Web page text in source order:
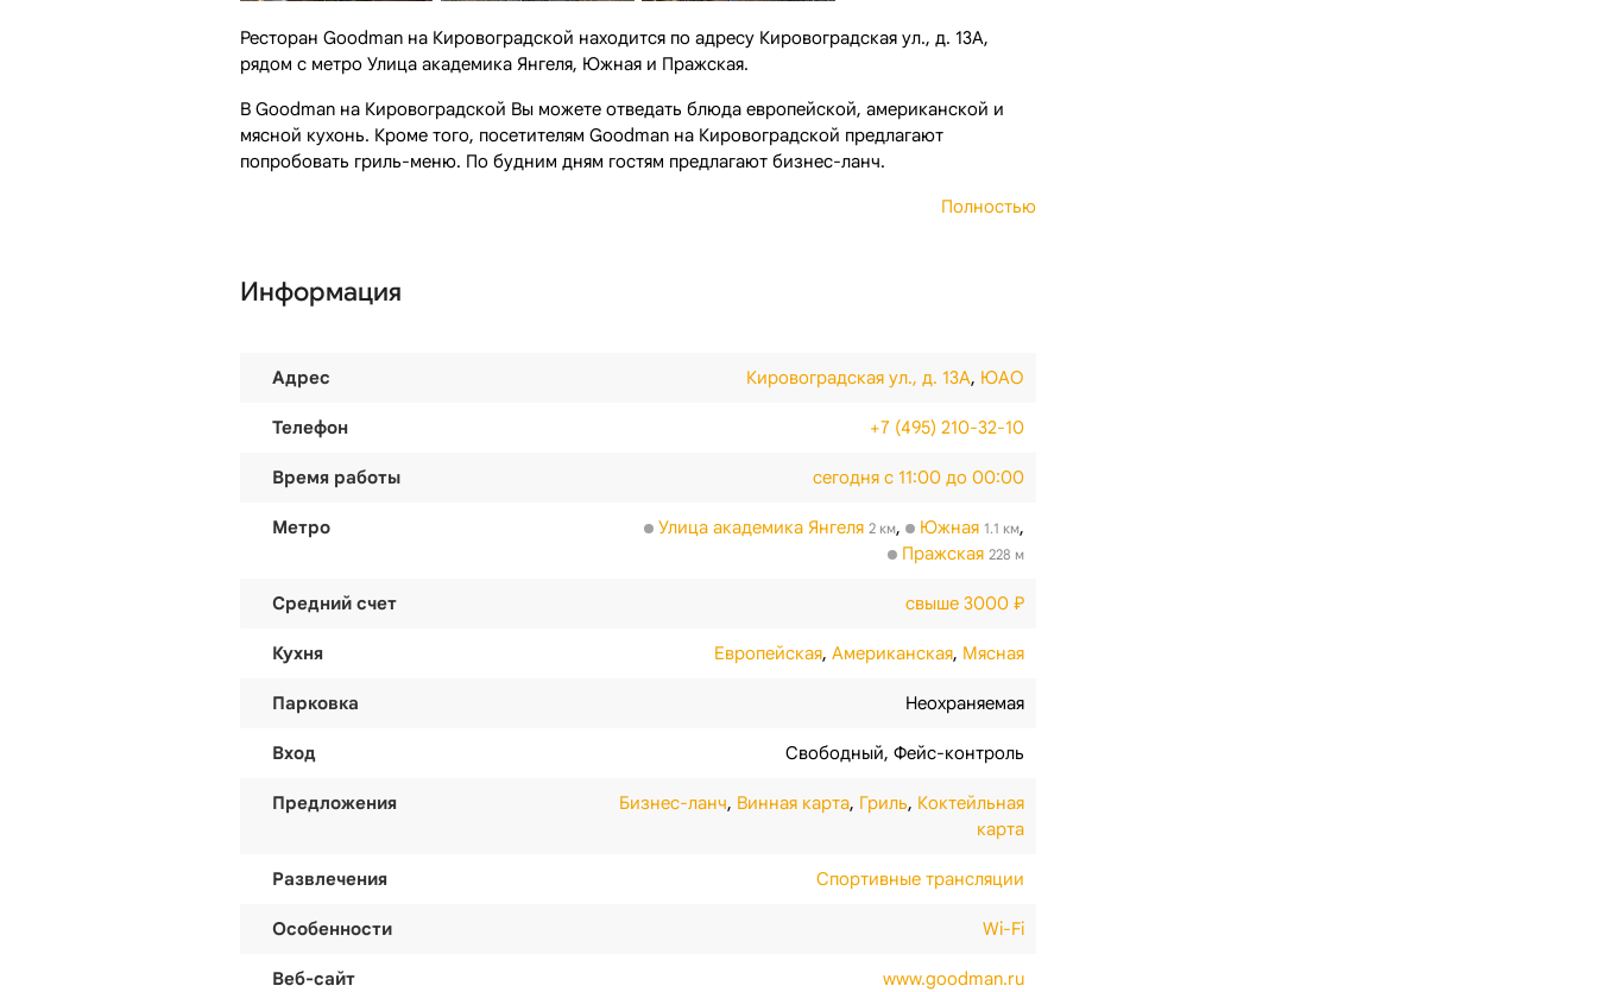
Ресторан Goodman на Кировоградской находится по адресу Кировоградская ул., д. 13А,
рядом с метро Улица академика Янгеля, Южная и Пражская.
В Goodman на Кировоградской Вы можете отведать блюда европейской, американской и
мясной кухонь. Кроме того, посетителям Goodman на Кировоградской предлагают
попробовать гриль-меню. По будним дням гостям предлагают бизнес-ланч.
Полностью
Информация
Адрес Кировоградская ул., д. 13А, ЮАО
Телефон +7 (495) 210-32-10
Время работы сегодня с 11:00 до 00:00
Метро Улица академика Янгеля 2 км, Южная 1.1 км,
Пражская 228 м
Средний счет свыше 3000 ₽
Кухня Европейская, Американская, Мясная
Парковка Неохраняемая
Вход Свободный, Фейс-контроль
Предложения Бизнес-ланч, Винная карта, Гриль, Коктейльная
карта
Развлечения Спортивные трансляции
Особенности Wi-Fi
Веб-сайт www.goodman.ru